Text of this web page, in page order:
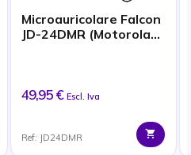
Microauricolare Falcon
JD-24DMR (Motorola
49,95 € Escl. Iva
Ref: JD24DMR